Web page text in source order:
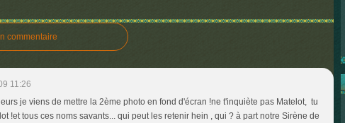
commentaire
11:26
je viens de mettre la 2ème photo en fond d'écran !ne t'inquiète pas Matelot, tu
!et tous ces noms savants... qui peut les retenir hein , qui ? à part notre Sirène de